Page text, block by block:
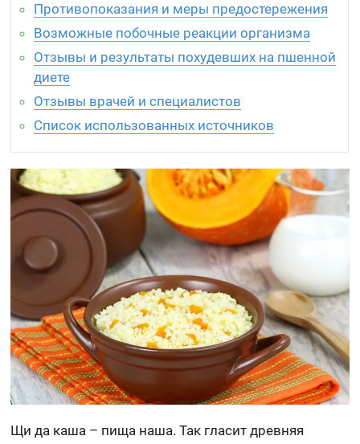
Противопоказания и меры предостережения
Возможные побочные реакции организма
Отзывы и результаты похудевших на пшенной
диете
Отзывы врачей и специалистов
Список использованных источников
Щи да каша – пища наша. Так гласит древняя